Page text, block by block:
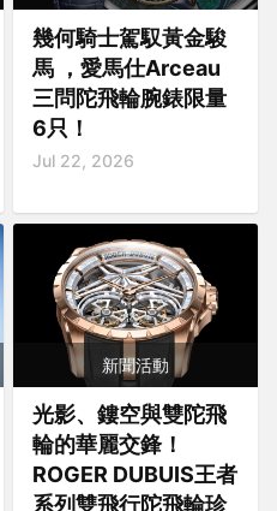
幾何騎士駕馭黃金駿
馬 ，愛馬仕Arceau
三問陀飛輪腕錶限量
6只！
Jul 22, 2026
新聞活動
光影、鏤空與雙陀飛
輪的華麗交鋒！
ROGER DUBUIS王者
系列雙飛行陀飛輪珍